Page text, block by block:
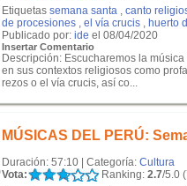
Etiquetas semana santa , canto
de procesiones , el vía crucis , huerto
Publicado por: ide el 08/04/2020
Insertar Comentario
Descripción: Escucharemos la
en sus contextos religiosos como
rezos o el vía crucis, así co...
MÚSICAS DEL PERÚ:
Duración: 57:10 | Categoría: Cultura
Vota:
Ranking: 2.7/5.0